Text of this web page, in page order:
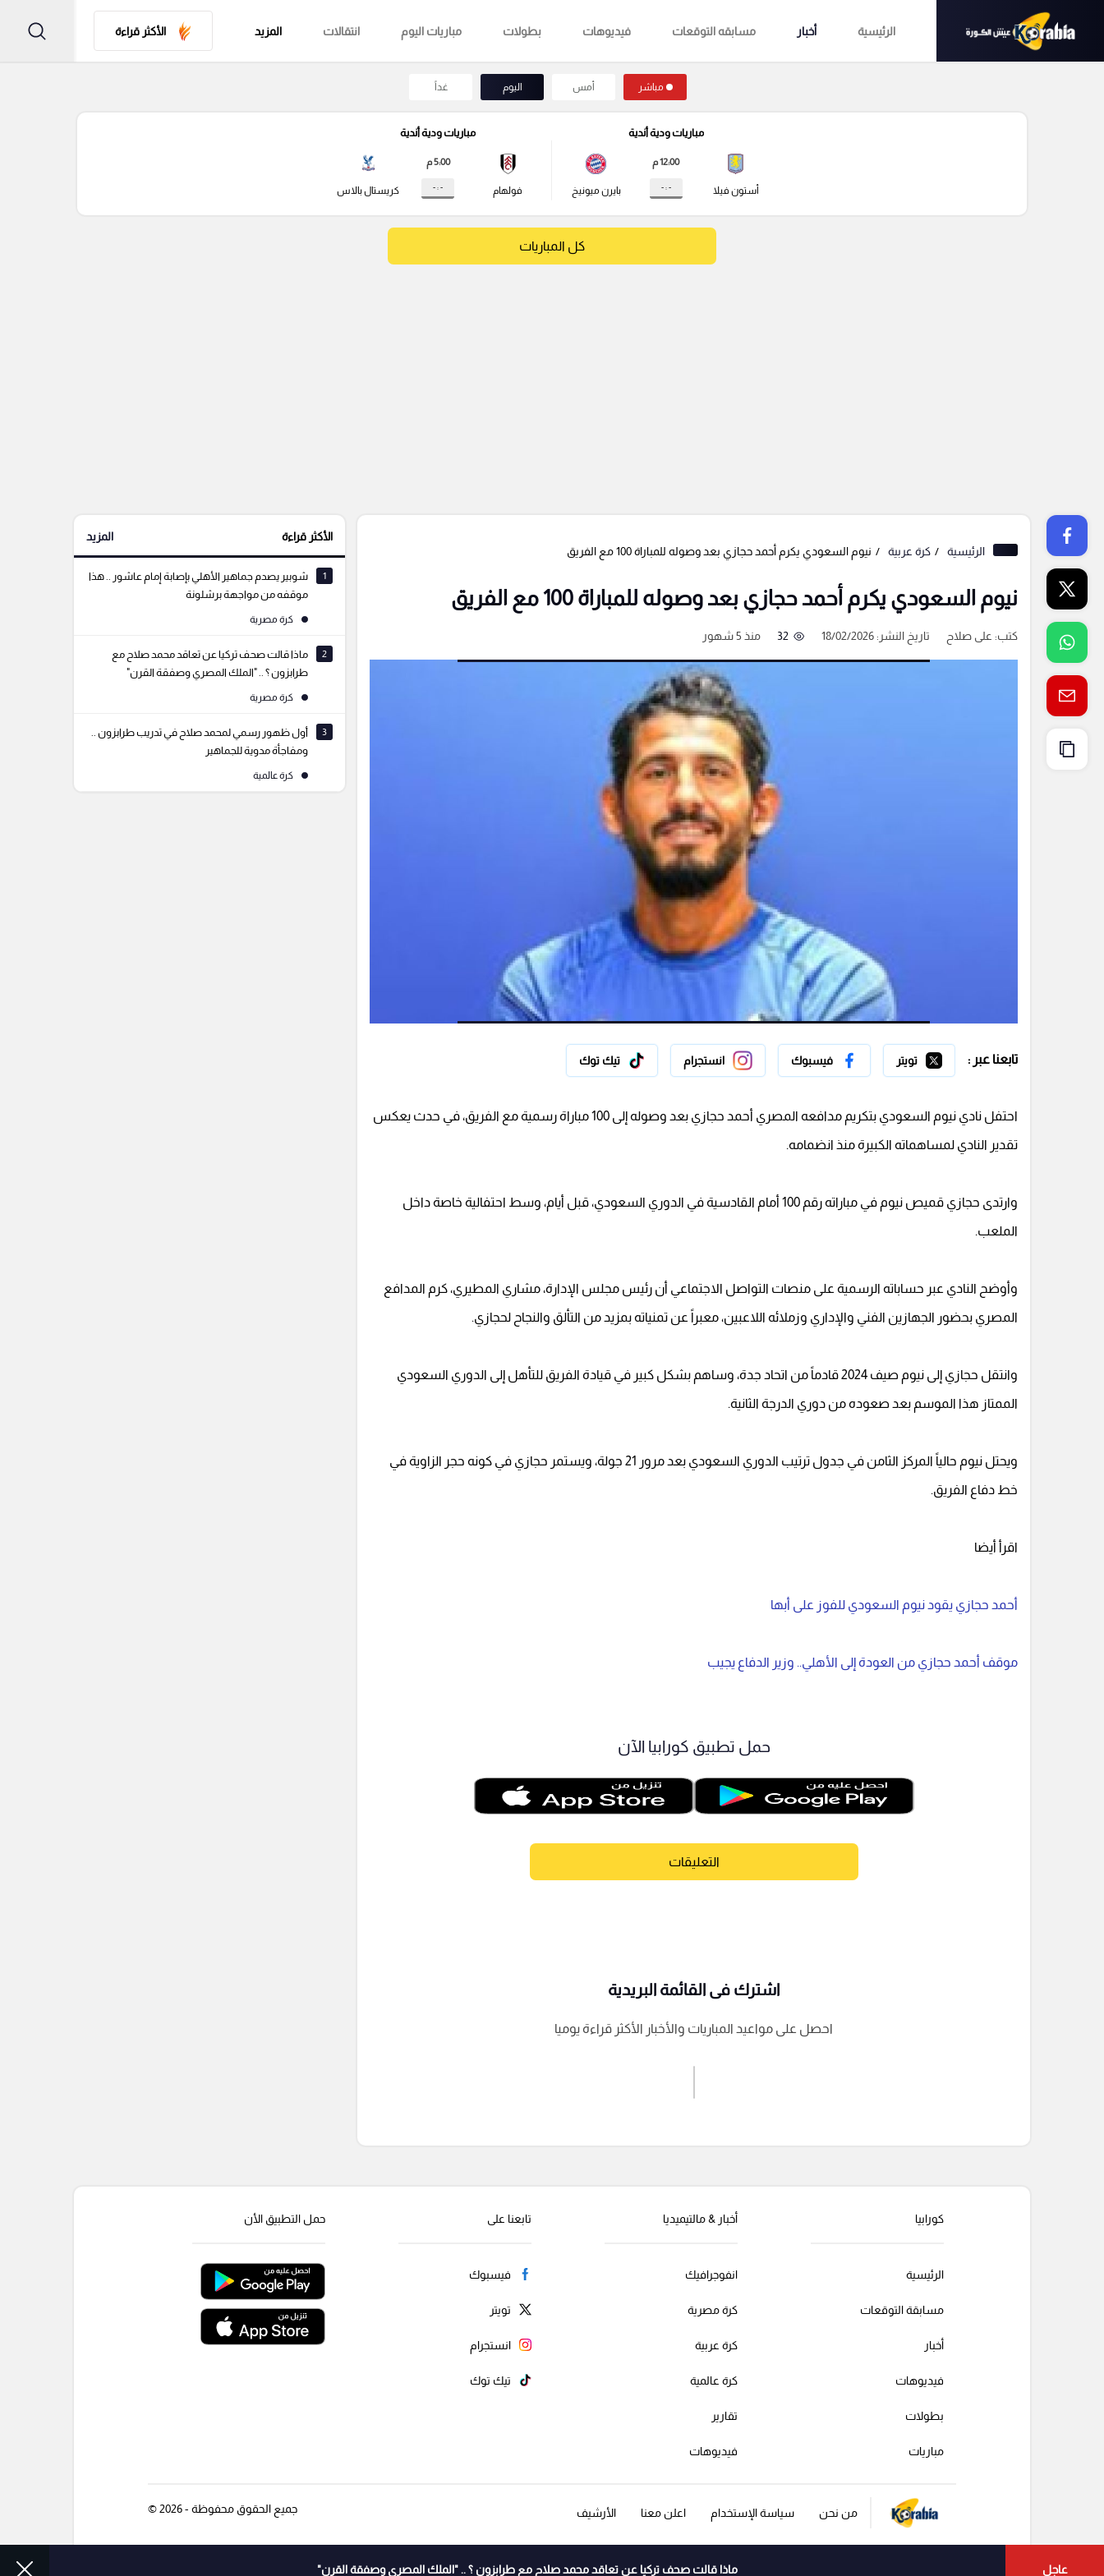
الرئيسية أخبار مسابقه التوقعات فيديوهات بطولات مباريات اليوم انتقالات المزيد الأكثر قراءة
مباشر أمس اليوم غداً
مباريات ودية أندية
أستون فيلا
12:00 م
- : - بايرن ميونيخ
مباريات ودية أندية
فولهام
5:00 م
- : - كريستال بالاس
كل المباريات
الرئيسية كرة عربية نيوم السعودي يكرم أحمد حجازي بعد وصوله للمباراة 100 مع الفريق
نيوم السعودي يكرم أحمد حجازي بعد وصوله للمباراة 100 مع الفريق
كتب: على صلاح تاريخ النشر: 18/02/2026 32 منذ 5 شهور
تابعنا عبر : تويتر فيسبوك انستجرام تيك توك
احتفل نادي نيوم السعودي بتكريم مدافعه المصري أحمد حجازي بعد وصوله إلى 100 مباراة رسمية مع الفريق، في حدث يعكس
تقدير النادي لمساهماته الكبيرة منذ انضمامه.
وارتدى حجازي قميص نيوم في مباراته رقم 100 أمام القادسية في الدوري السعودي، قبل أيام، وسط احتفالية خاصة داخل
الملعب.
وأوضح النادي عبر حساباته الرسمية على منصات التواصل الاجتماعي أن رئيس مجلس الإدارة، مشاري المطيري، كرم المدافع
المصري بحضور الجهازين الفني والإداري وزملائه اللاعبين، معبراً عن تمنياته بمزيد من التألق والنجاح لحجازي.
وانتقل حجازي إلى نيوم صيف 2024 قادماً من اتحاد جدة، وساهم بشكل كبير في قيادة الفريق للتأهل إلى الدوري السعودي
الممتاز هذا الموسم بعد صعوده من دوري الدرجة الثانية.
ويحتل نيوم حالياً المركز الثامن في جدول ترتيب الدوري السعودي بعد مرور 21 جولة، ويستمر حجازي في كونه حجر الزاوية في
خط دفاع الفريق.
اقرأ أيضا
أحمد حجازي يقود نيوم السعودي للفوز على أبها
موقف أحمد حجازي من العودة إلى الأهلي.. وزير الدفاع يجيب
حمل تطبيق كورابيا الآن
التعليقات
إرسال تعليق
اشترك فى القائمة البريدية
احصل على مواعيد المباريات والأخبار الأكثر قراءة يوميا
الأكثر قراءة المزيد
1
شوبير يصدم جماهير الأهلي بإصابة إمام عاشور .. هذا
موقفه من مواجهة برشلونة
كرة مصرية
2
ماذا قالت صحف تركيا عن تعاقد محمد صلاح مع
طرابزون ؟ .. "الملك المصري وصفقة القرن"
كرة مصرية
3
أول ظهور رسمي لمحمد صلاح في تدريب طرابزون ..
ومفاجأة مدوية للجماهير
كرة عالمية
عاجل ماذا قالت صحف تركيا عن تعاقد محمد صلاح مع طرابزون ؟ .. "الملك المصري وصفقة القرن"
كورابيا
الرئيسية
مسابقة التوقعات
أخبار
فيديوهات
بطولات
مباريات
أخبار & مالتيميديا
انفوجرافيك
كرة مصرية
كرة عربية
كرة عالمية
تقارير
فيديوهات
تابعنا على
فيسبوك
تويتر
انستجرام
تيك توك
حمل التطبيق الأن
من نحن سياسة الإستخدام اعلن معنا الأرشيف جميع الحقوق محفوظة - 2026 ©